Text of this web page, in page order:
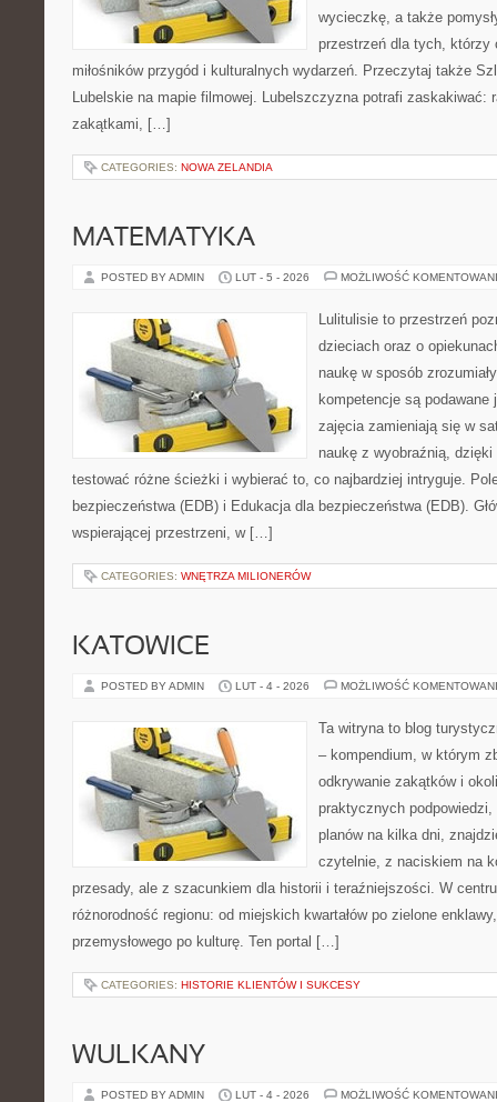
wycieczkę, a także
przestrzeń dla tych, którzy
miłośników przygód i kulturalnych wydarzeń. Przeczytaj także
Lubelskie na mapie filmowej. Lubelszczyzna potrafi zaskakiwać:
zakątkami, […]
CATEGORIES: NOWA ZELANDIA
MATEMATYKA
POSTED BY ADMIN LUT - 5 - 2026 MOŻLIWOŚĆ
Lulitulisie to przestrzeń
dzieciach oraz o
naukę w sposób
kompetencje są
zajęcia zamieniają się w
naukę z wyobraźnią,
testować różne ścieżki i wybierać to, co najbardziej intryguje.
bezpieczeństwa (EDB) i Edukacja dla bezpieczeństwa (EDB).
wspierającej przestrzeni, w […]
CATEGORIES: WNĘTRZA MILIONERÓW
KATOWICE
POSTED BY ADMIN LUT - 4 - 2026 MOŻLIWOŚĆ
Ta witryna to blog
– kompendium, w którym
odkrywanie zakątków i
praktycznych
planów na kilka dni,
czytelnie, z naciskiem na
przesady, ale z szacunkiem dla historii i teraźniejszości. W
różnorodność regionu: od miejskich kwartałów po zielone
przemysłowego po kulturę. Ten portal […]
CATEGORIES: HISTORIE KLIENTÓW I SUKCESY
WULKANY
POSTED BY ADMIN LUT - 4 - 2026 MOŻLIWOŚĆ